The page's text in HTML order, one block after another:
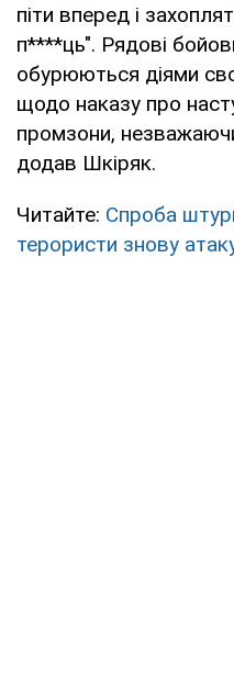
піти вперед і
п****ць". Рядові
обурюються діями
щодо наказу про
промзони,
додав Шкіряк.
Читайте: Спроба
терористи знову